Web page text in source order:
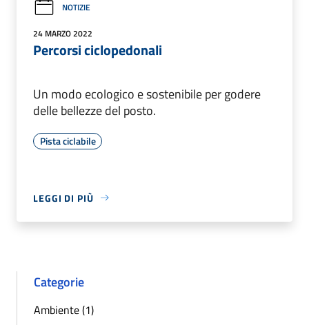
NOTIZIE
24 MARZO 2022
Percorsi ciclopedonali
Un modo ecologico e sostenibile per godere
delle bellezze del posto.
Pista ciclabile
LEGGI DI PIÙ
Categorie
Ambiente (1)